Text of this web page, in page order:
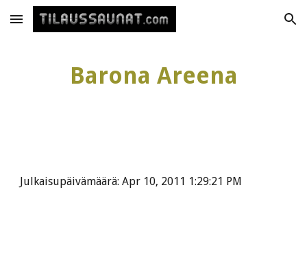
Skip to main content Skip to navigation
Barona Areena
Julkaisupäivämäärä: Apr 10, 2011 1:29:21 PM